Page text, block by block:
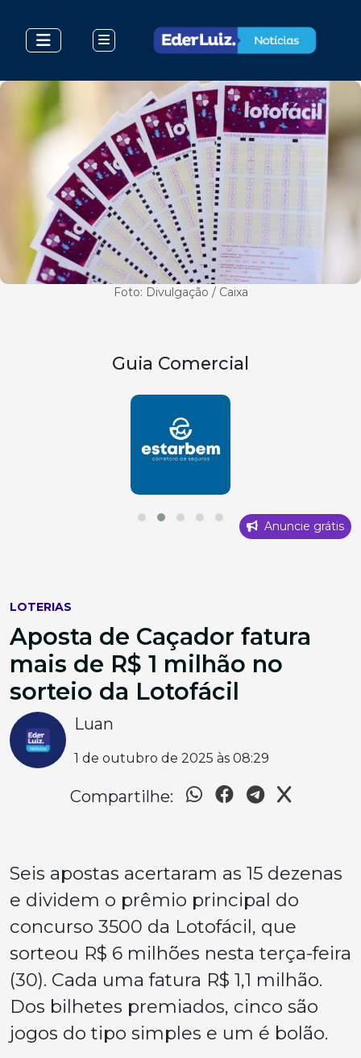
Foto: Divulgação / Caixa
Guia Comercial
Anuncie grátis
LOTERIAS
Aposta de Caçador fatura
mais de R$ 1 milhão no
sorteio da Lotofácil
Luan
1 de outubro de 2025 às 08:29
Compartilhe:
Seis apostas acertaram as 15 dezenas
e dividem o prêmio principal do
concurso 3500 da Lotofácil, que
sorteou R$ 6 milhões nesta terça-feira
(30). Cada uma fatura R$ 1,1 milhão.
Dos bilhetes premiados, cinco são
jogos do tipo simples e um é bolão.